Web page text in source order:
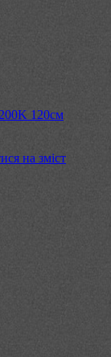
120см
на зміст